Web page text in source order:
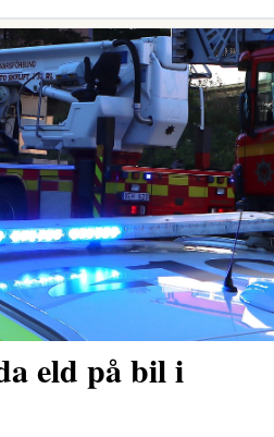
eld på bil i